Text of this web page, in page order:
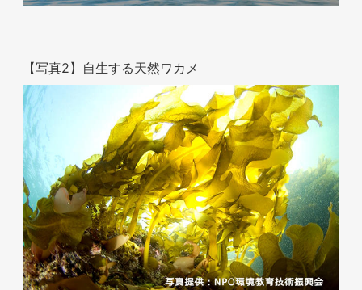
【写真2】自生する天然ワカメ